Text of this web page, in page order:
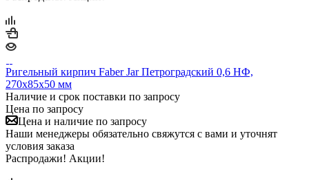
Ригельный кирпич Faber Jar Петроградский 0,6 НФ,
270х85х50 мм
Наличие и срок поставки по запросу
Цена по запросу
Цена и наличие по запросу
Наши менеджеры обязательно свяжутся с вами и уточнят
условия заказа
Распродажи! Акции!